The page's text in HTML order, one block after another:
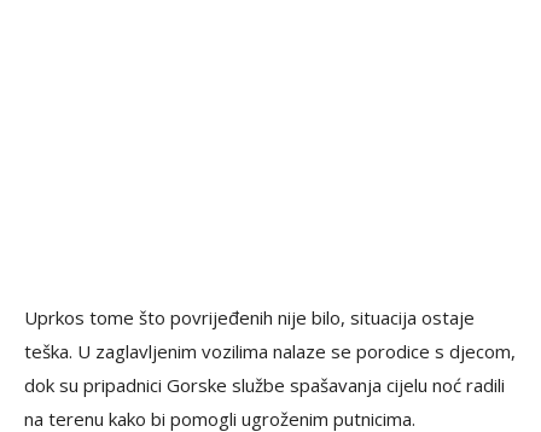
Uprkos tome što povrijeđenih nije bilo, situacija ostaje
teška. U zaglavljenim vozilima nalaze se porodice s djecom,
dok su pripadnici Gorske službe spašavanja cijelu noć radili
na terenu kako bi pomogli ugroženim putnicima.